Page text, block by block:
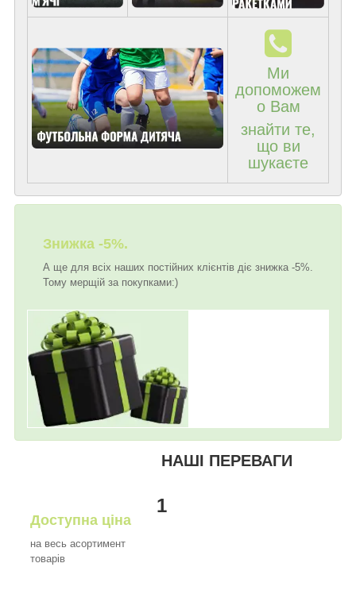
Ми
допоможем
о Вам
знайти те,
що ви
шукаєте
Знижка -5%.
А ще для всіх наших постійних клієнтів діє знижка -5%.
Тому мерщій за покупками:)
НАШІ ПЕРЕВАГИ
1
Доступна ціна
на весь асортимент
товарів